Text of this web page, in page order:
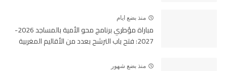
منذ بضع ايام
مباراة مؤطري برنامج محو الأمية بالمساجد 2026-
2027: فتح باب الترشح بعدد من الأقاليم المغربية
منذ بضع شهور